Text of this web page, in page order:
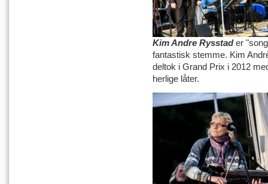
Kim Andre Rysstader
fantastisk stemme. Kim
deltok i Grand Prix i 2012
herlige låter.